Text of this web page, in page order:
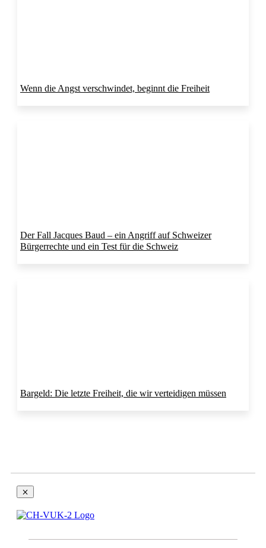
Wenn die Angst verschwindet, beginnt die Freiheit
Der Fall Jacques Baud – ein Angriff auf Schweizer
Bürgerrechte und ein Test für die Schweiz
Bargeld: Die letzte Freiheit, die wir verteidigen müssen